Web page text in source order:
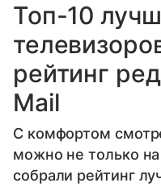
Топ-10
рейтинг
Mail
С комфортом
можно не только
собрали рейтинг